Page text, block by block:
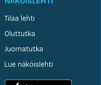
Tilaa lehti
Oluttutka
Juomatutka
Lue näköislehti